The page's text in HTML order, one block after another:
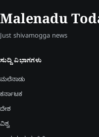
Malenadu
Just shivamogga news
ಸುದ್ದಿ ವಿಭಾಗಗಳು
ಮಲೆನಾಡು
ಕರ್ನಾಟಕ
ದೇಶ
ವಿಶ್ವ